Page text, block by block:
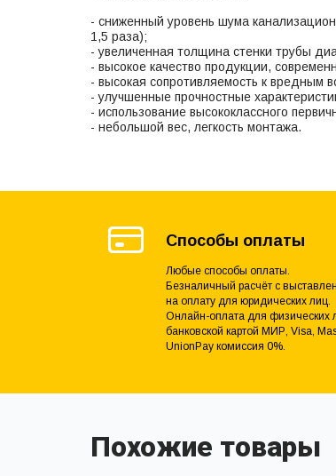
- сниженный уровень шума
1,5 раза);
- увеличенная толщина стенки трубы
- высокое качество продукции,
- высокая сопротивляемость к вредным
- улучшенные прочностные
- использование высококлассного
- небольшой вес, легкость монтажа.
Способы оплаты
Любые способы оплаты.
Безналичный расчёт с
на оплату для юридических лиц.
Онлайн-оплата для физических
банковской картой МИР, Visa,
UnionPay комиссия 0%.
Похожие товары